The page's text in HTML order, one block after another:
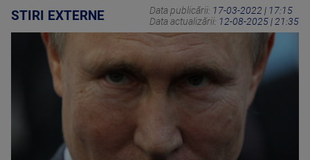
STIRI EXTERNE Data publicării: 17-03-2022 | 17:15
Data actualizării: 12-08-2025 | 21:35